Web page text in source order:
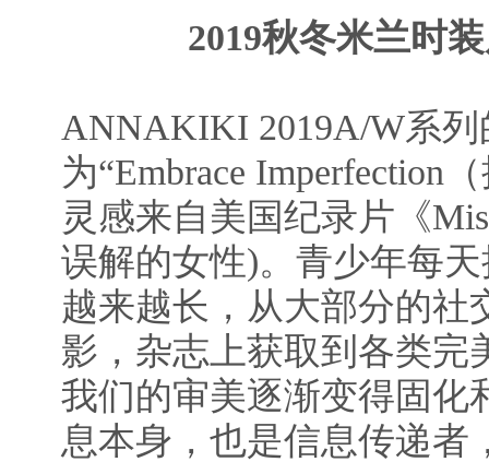
2019秋冬米兰时
ANNAKIKI 2019A/W系
为“Embrace Imperfection
灵感来自美国纪录片《
误解的女性)。青少年每
越来越长，从大部分的社
影，杂志上获取到各类完
我们的审美逐渐变得固化
息本身，也是信息传递者